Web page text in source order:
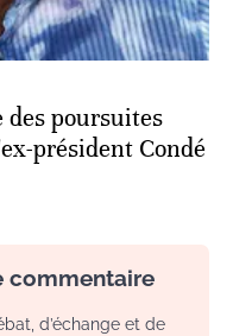
des poursuites
président Condé
commentaire
d’échange et de